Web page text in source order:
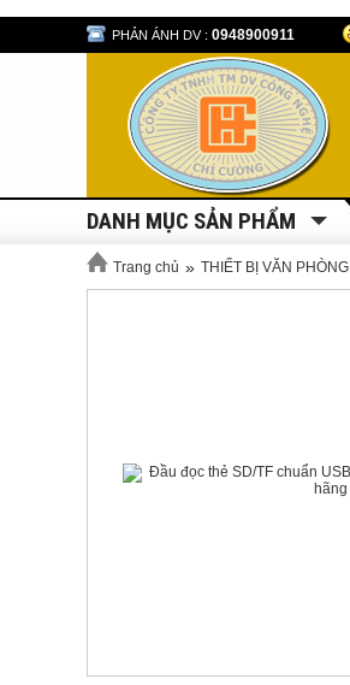
PHẢN ÁNH DV : 0948900911
DANH MỤC SẢN PHẨM
Trang chủ » THIẾT BỊ VĂN PHÒNG